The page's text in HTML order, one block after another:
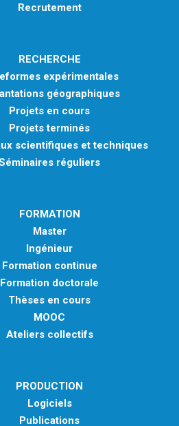
Recrutement
RECHERCHE
expérimentales
géographiques
Projets en cours
Projets terminés
scientifiques et techniques
réguliers
FORMATION
Master
Ingénieur
Formation continue
Formation doctorale
Thèses en cours
MOOC
Ateliers collectifs
PRODUCTION
Logiciels
Publications